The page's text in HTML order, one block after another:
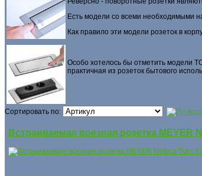
Есть модели со всеми необходимыми
Как правило эти модели розеток в
Особо хотелось бы отметить модели
практичная из розеток бытового
Сортировать по:
Встраиваемая врезная розетка MEYER